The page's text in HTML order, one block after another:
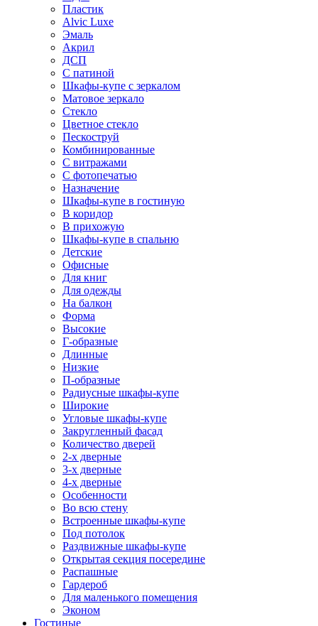
Пластик
Alvic Luxe
Эмаль
Акрил
ДСП
С патиной
Шкафы-купе с зеркалом
Матовое зеркало
Стекло
Цветное стекло
Пескоструй
Комбинированные
С витражами
С фотопечатью
Назначение
Шкафы-купе в гостиную
В коридор
В прихожую
Шкафы-купе в спальню
Детские
Офисные
Для книг
Для одежды
На балкон
Форма
Высокие
Г-образные
Длинные
Низкие
П-образные
Радиусные шкафы-купе
Широкие
Угловые шкафы-купе
Закругленный фасад
Количество дверей
2-х дверные
3-х дверные
4-х дверные
Особенности
Во всю стену
Встроенные шкафы-купе
Под потолок
Раздвижные шкафы-купе
Открытая секция посередине
Распашные
Гардероб
Для маленького помещения
Эконом
Гостиные